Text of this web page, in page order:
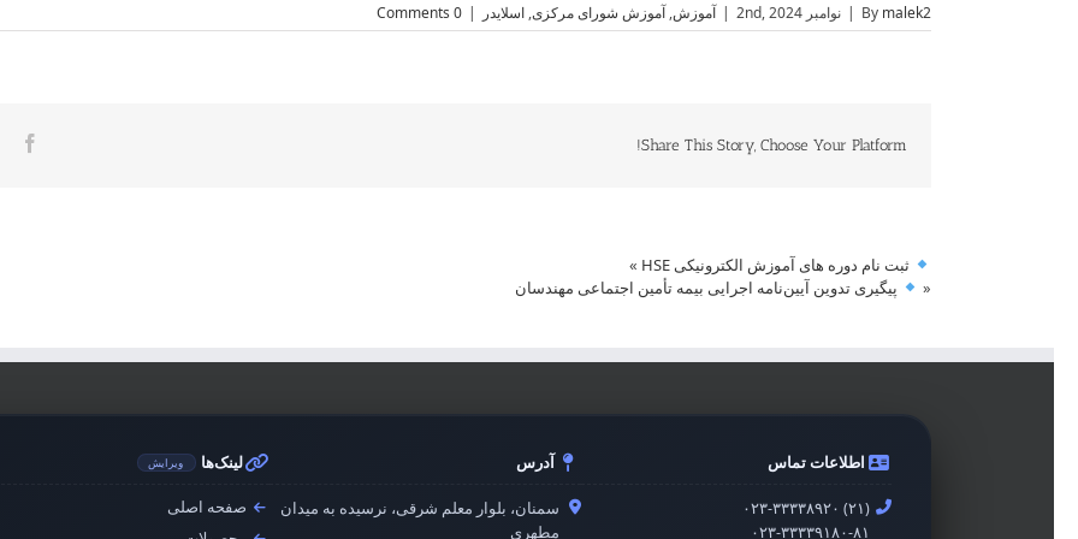
By malek2
| نوامبر 2nd, 2024 | آموزش,آموزش شورای مرکزی, اسلایدر |
0 Comments
Share This Story, Choose Your Platform!
ثبت نام دوره های آموزش الکترونیکی HSE
»
«
پیگیری تدوین آیین‌نامه اجرایی بیمه تأمین اجتماعی مهندسان
اطلاعات تماس
۰۲۳-۳۳۳۳۸۹۲۰ (۲۱)
۰۲۳-۳۳۳۳۹۱۸۰-۸۱
آدرس
سمنان، بلوار معلم شرقی، نرسیده به میدان
مطهری
لینک‌ها ویرایش
صفحه اصلی